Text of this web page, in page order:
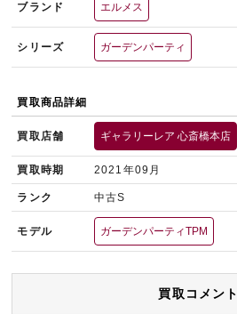
ブランド エルメス
シリーズ ガーデンパーティ
買取商品詳細
買取店舗 ギャラリーレア 心斎橋本店
買取時期 2021年09月
ランク 中古S
モデル ガーデンパーティTPM
買取コメント